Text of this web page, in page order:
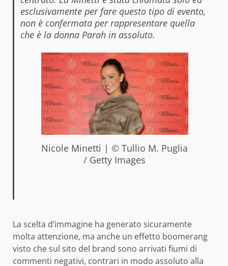
esclusivamente per fare questo tipo di evento,
non è confermata per rappresentare quella
che è la donna Parah in assoluto.
Nicole Minetti | © Tullio M. Puglia
/ Getty Images
La scelta d’immagine ha generato sicuramente
molta attenzione, ma anche un effetto boomerang
visto che sul sito del brand sono arrivati fiumi di
commenti negativi, contrari in modo assoluto alla